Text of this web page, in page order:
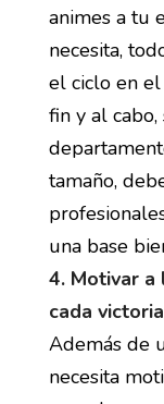
animes a tu
necesita,
el ciclo en
fin y al
tamaño,
una base
4. Motivar
cada
Además de
necesita